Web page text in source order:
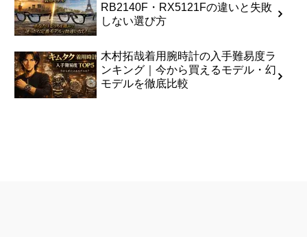
RB2140F・RX5121Fの違いと失敗
しない選び方
木村拓哉着用腕時計の入手難易度ラ
ンキング｜今から買えるモデル・幻
モデルを徹底比較